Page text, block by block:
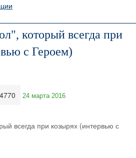
который всегда при
с Героем)
24 марта 2016
всегда при козырях (интервью с